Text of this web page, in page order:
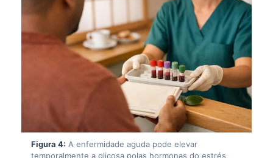
Figura 4: A enfermidade aguda pode elevar
temporalmente a glicosa polas hormonas do estrés